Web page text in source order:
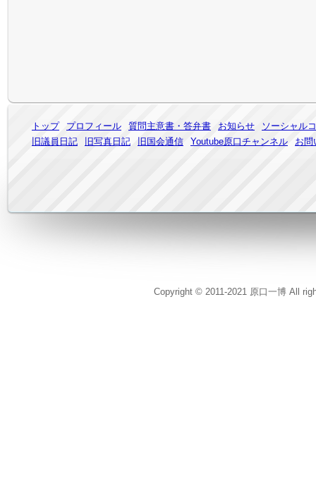
トップ プロフィール 質問主意書・答弁書 お知らせ
ソーシャル
旧議員日記
旧写真日記 旧国会通信 Youtube原口チャンネル お問
Copyright © 2011-2021 原口一博 All